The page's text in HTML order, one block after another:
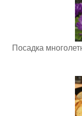
Посадка